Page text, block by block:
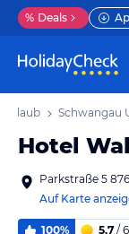
% Deals
Urlaub Schwangau
Hotel
Parkstraße 5
Auf Karte
100% 5,7 / 6